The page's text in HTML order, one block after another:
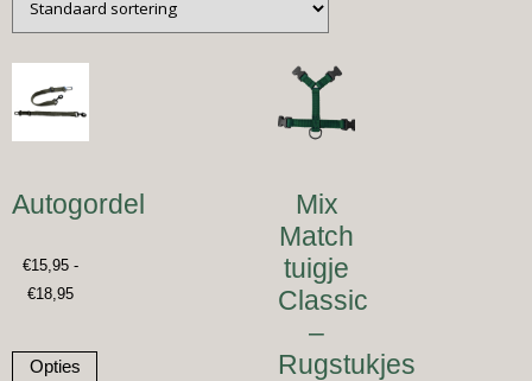
Autogordel
€15,95 -
€18,95
Opties
Mix
Match
tuigje
Classic
–
Rugstukjes